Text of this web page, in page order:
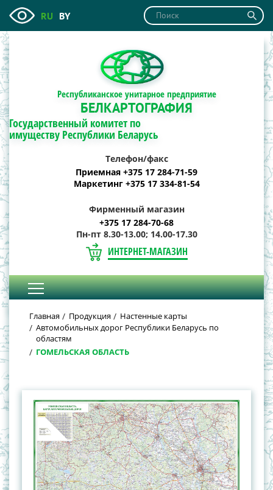
RU BY
Республиканское унитарное предприятие
БЕЛКАРТОГРАФИЯ
Государственный комитет по
имуществу Республики Беларусь
Телефон/факс
Приемная +375 17 284-71-59
Маркетинг +375 17 334-81-54
Фирменный магазин
+375 17 284-70-68
Пн-пт 8.30-13.00; 14.00-17.30
ИНТЕРНЕТ-МАГАЗИН
Главная Продукция
Настенные карты
Автомобильных дорог Республики Беларусь по
областям
ГОМЕЛЬСКАЯ ОБЛАСТЬ